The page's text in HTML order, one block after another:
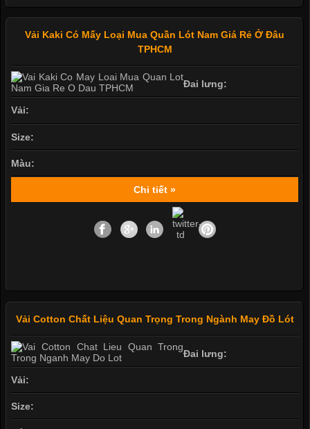
Vải Kaki Có Mấy Loại Mua Quần Lót Nam Giá Rẻ Ở Đâu
TPHCM
Đai lưng:
Vải:
Size:
Màu:
Chi tiết »
Vải Cotton Chất Liệu Quan Trọng Trong Ngành May Đồ Lót
Đai lưng:
Vải:
Size: